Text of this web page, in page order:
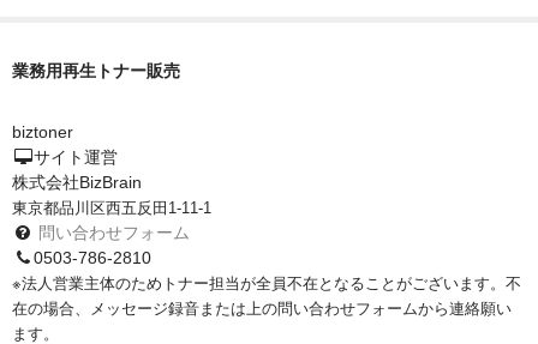
トナー再生の流れ
リサイクルトナーで経費削減
リサイクルトナーの評価
リサイクルトナーの選び方
リサイクルトナーを使える会社、使えない会社
業務用再生トナー販売
biztoner
サイト運営
株式会社BizBrain
東京都品川区西五反田1-11-1
問い合わせフォーム
0503-786-2810
※法人営業主体のためトナー担当が全員不在となることがございます。不
在の場合、メッセージ録音または上の問い合わせフォームから連絡願い
ます。